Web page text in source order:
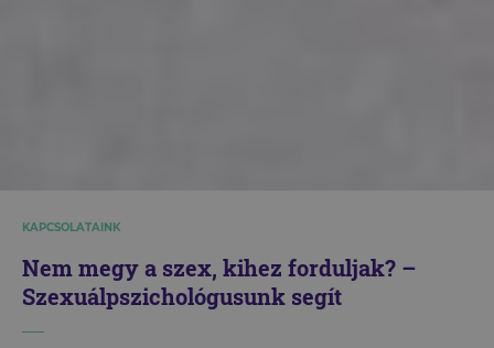
KAPCSOLATAINK
Nem megy a szex, kihez forduljak? –
Szexuálpszichológusunk segít